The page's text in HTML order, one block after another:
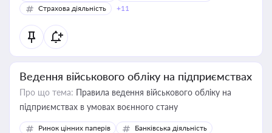
Страхова діяльність
+11
Ведення військового обліку на підприємствах
Про що тема: Правила ведення військового обліку на
підприємствах в умовах воєнного стану
Ринок цінних паперів
Банківська діяльність